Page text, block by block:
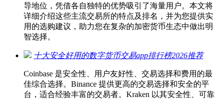
导地位，凭借各自独特的优势吸引了海量用户。本文将
详细介绍这些主流交易所的特点及排名，并为您提供实
用的选购建议，助力您在复杂的加密货币生态中做出明
智选择。
十大安全好用的数字货币交易app排行榜2026推荐
Coinbase 是安全性、用户友好性、交易选择和费用的最
佳综合选择。Binance 提供更高的交易选择和安全的平
台，适合经验丰富的交易者。Kraken 以其安全性、可靠